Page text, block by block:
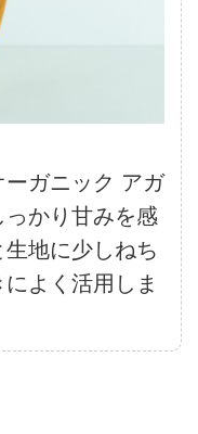
ーガニック アガ
かり甘みを感
地に少しねち
よく活用しま